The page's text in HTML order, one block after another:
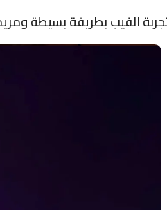
الفيب بطريقة بسيطة